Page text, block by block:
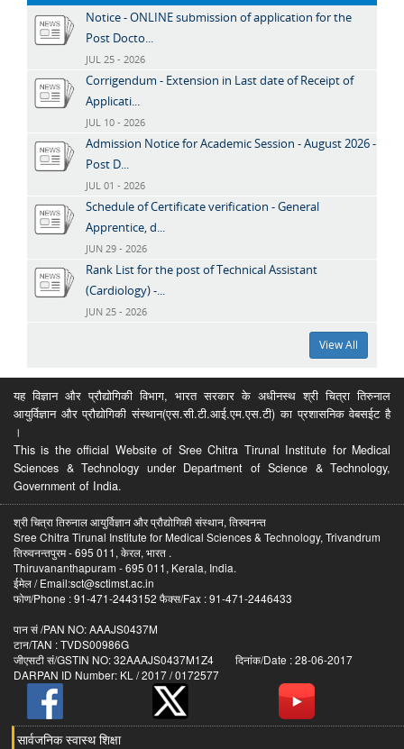
Notice - ONLINE submission of application for the
Post Docto...
JUL 25 - 2026
Corrigendum - Extension in Last date of Receipt of
Applicati...
JUL 10 - 2026
Admission Notice for Academic Session - August 2026 -
Post D...
JUL 01 - 2026
Schedule of Certificate verification - General
Apprentice, d...
JUN 29 - 2026
Rank List for the post of Technical Assistant
(Cardiology) -...
JUN 25 - 2026
View All
यह विज्ञान और प्रौद्योगिकी विभाग, भारत सरकार के अधीनस्थ श्री चित्रा तिरुनाल
आयुर्विज्ञान और प्रौद्योगिकी संस्थान(एस.सी.टी.आई.एम.एस.टी) का प्रशासनिक वेबसईट है
।
This is the official Website of Sree Chitra Tirunal Institute for Medical
Sciences & Technology under Department of Science & Technology,
Government of India.
श्री चित्रा तिरुनाल आयुर्विज्ञान और प्रौद्योगिकी संस्थान, तिरुवनन्त
Sree Chitra Tirunal Institute for Medical Sciences & Technology, Trivandrum
तिरुवनन्तपुरम - 695 011, केरल, भारत .
Thiruvananthapuram - 695 011, Kerala, India.
ईमेल / Email:sct@sctimst.ac.in
फोण/Phone : 91-471-2443152 फैक्स/Fax : 91-471-2446433
पान सं /PAN NO: AAAJS0437M
टान/TAN : TVDS00986G
जीएसटी सं/GSTIN NO: 32AAAJS0437M1Z4 दिनांक/Date : 28-06-2017
DARPAN ID Number: KL / 2017 / 0172577
सार्वजनिक स्वास्थ शिक्षा